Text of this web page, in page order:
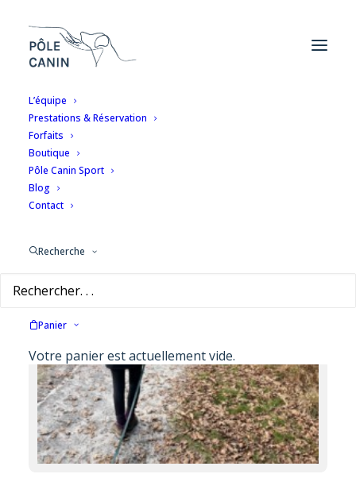
L’équipe
Prestations & Réservation
Forfaits
Boutique
Pôle Canin Sport
Blog
Contact
Recherche
Panier
Votre panier est actuellement vide.